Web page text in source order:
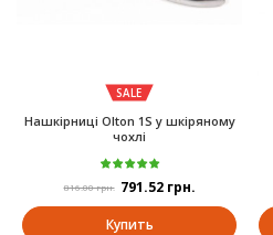
SALE
Нашкірниці Olton 1S у шкіряному
чохлі
816.00 грн. 791.52 грн.
Купить